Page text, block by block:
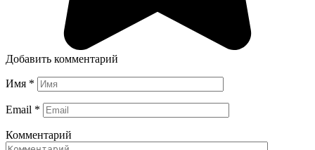
Добавить комментарий
Имя *
Email *
Комментарий